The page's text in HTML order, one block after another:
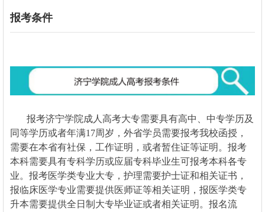
报考条件
报考济宁学院成人高考大专需要具有高中、中专学历及
同等学历或者年满17周岁，外省学员需要报考我校函授，
需要在本省有社保，工作证明，或者暂住证等证明。报考
本科需要具有专科学历或应届专科毕业生可报考本科各专
业。报考医学类专业大专，护理需要护士证和相关证书，
报临床医学专业需要提供医师证等相关证明，报医学类专
升本需要提供全日制大专毕业证或者相关证明。报名流